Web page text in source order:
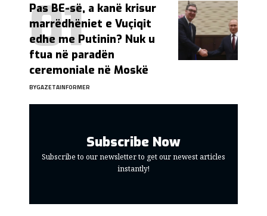
Pas BE-së, a kanë krisur
marrëdhëniet e Vuçiqit
edhe me Putinin? Nuk u
ftua në paradën
ceremoniale në Moskë
BYGAZETAINFORMER
Subscribe Now
Subscribe to our newsletter to get our newest articles
instantly!